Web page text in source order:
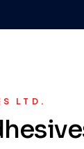
LTD.